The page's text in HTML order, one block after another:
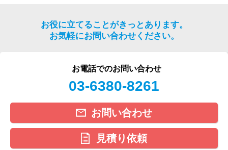
お役に立てることがきっとあります。
お気軽にお問い合わせください。
お電話でのお問い合わせ
03-6380-8261
お問い合わせ
見積り依頼